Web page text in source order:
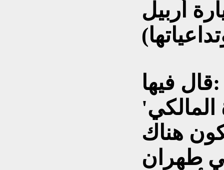
أربيل
قال فيها:
'حينما جاءني خبر زيارة المالكي
هناك
طهران